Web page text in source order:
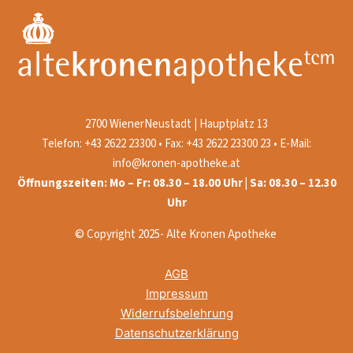
2700 WienerNeustadt | Hauptplatz 13
Telefon: +43 2622 23300 • Fax: +43 2622 23300 23 • E-Mail:
info@kronen-apotheke.at
Öffnungszeiten: Mo – Fr: 08.30 – 18.00 Uhr | Sa: 08.30 – 12.30
Uhr
© Copyright 2025- Alte Kronen Apotheke
AGB
Impressum
Widerrufsbelehrung
Datenschutzerklärung